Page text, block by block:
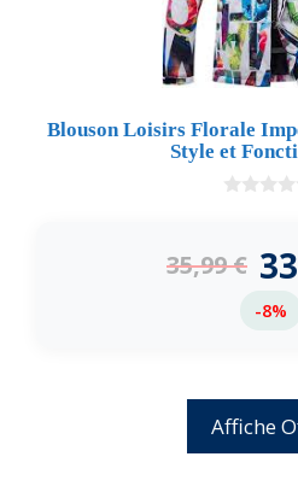
Blouson Loisirs Florale
Style et
5
35,99€
-8%
Affiche